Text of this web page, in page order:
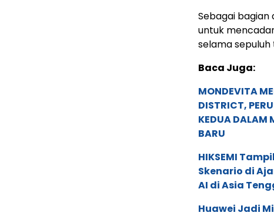
Sebagai
untuk
selama
Baca Juga:
MONDEVITA
DISTRICT,
KEDUA DALAM
BARU
HIKSEMI
Skenario di
AI di Asia
Huawei Jadi